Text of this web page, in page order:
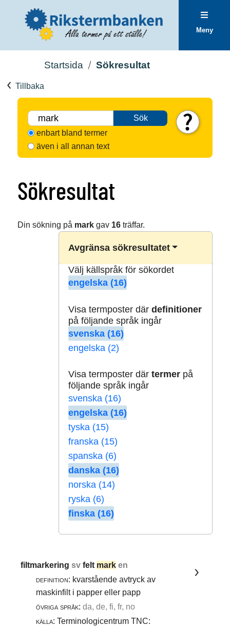
Meny
Startsida Sökresultat
Tillbaka
Sök
enbart bland termer
även i all annan text
Sökresultat
Din sökning på markgav 16träffar.
Avgränsa sökresultatet
Välj källspråk för sökordet
engelska (16)
Visa termposter där definitioner
på följande språk ingår
svenska (16)
engelska (2)
Visa termposter där termerpå
följande språk ingår
svenska (16)
engelska (16)
tyska (15)
franska (15)
spanska (6)
danska (16)
norska (14)
ryska (6)
finska (16)
filtmarkeringsvfelt mark en
definition: kvarstående avtryck av
maskinfilt i papper eller papp
övriga språk: da, de, fi, fr, no
källa: Terminologicentrum TNC: